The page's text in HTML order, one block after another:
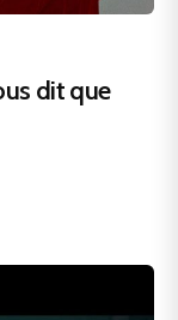
dit que